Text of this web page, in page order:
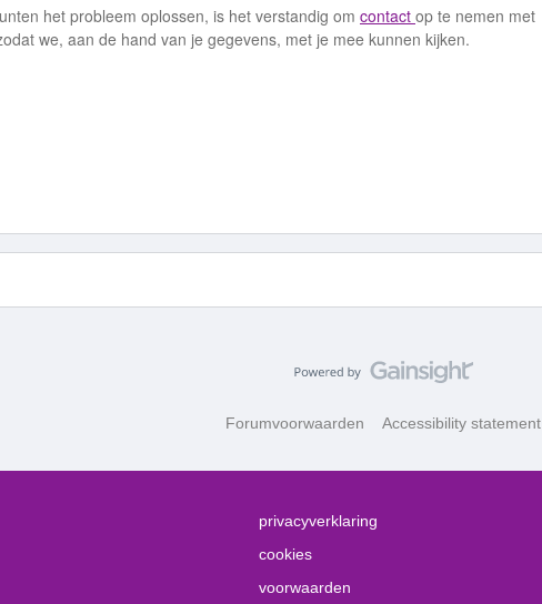
het probleem oplossen, is het verstandig om contact op te nemen met
we, aan de hand van je gegevens, met je mee kunnen kijken.
Forumvoorwaarden Accessibility statement
privacyverklaring
cookies
voorwaarden